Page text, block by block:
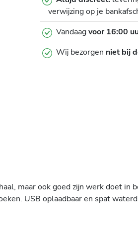
verwijzing op je
Vandaagvoor 16:00
Wij bezorgen niet bij
maar ook goed zijn werk doet in
USB oplaadbaar en spat